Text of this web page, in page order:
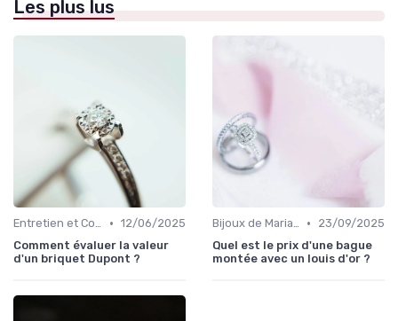
Les plus lus
Entretien et Conservation des Bijoux • 12/06/2025
Comment évaluer la valeur
d'un briquet Dupont ?
Bijoux de Mariage et de Fiançailles •
23/09/2025
Quel est le prix d'une bague
montée avec un louis d'or ?